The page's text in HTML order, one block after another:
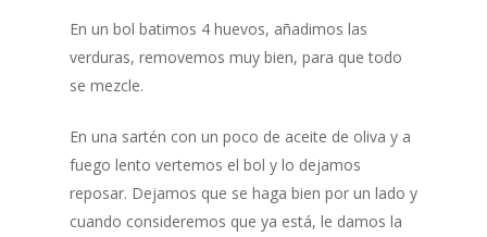
En un bol batimos 4 huevos, añadimos las
verduras, removemos muy bien, para que todo
se mezcle.
En una sartén con un poco de aceite de oliva y a
fuego lento vertemos el bol y lo dejamos
reposar. Dejamos que se haga bien por un lado y
cuando consideremos que ya está, le damos la